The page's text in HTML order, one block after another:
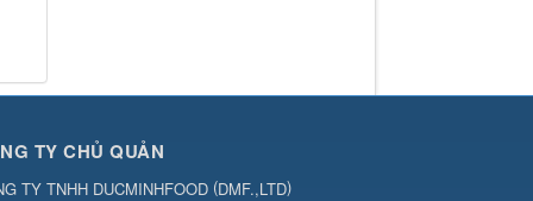
TY CHỦ QUẢN
TY TNHH DUCMINHFOOD (DMF.,LTD)